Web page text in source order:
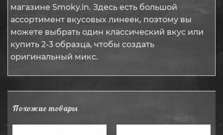
магазине Smoky.in. Здесь есть большой
ассортимент вкусовых линеек, поэтому вы
можете выбрать один классический вкус или
купить 2-3 образца, чтобы создать
оригинальный микс.
Похожие товары